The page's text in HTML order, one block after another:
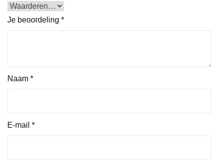
Je beoordeling *
Naam *
E-mail *